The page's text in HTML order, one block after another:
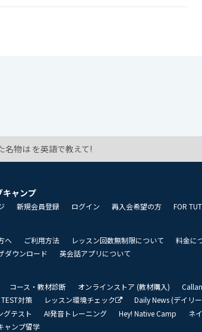
名物は を英語で教えて!
キャンプ
新規会員登録 ログイン 再入会希望の方 FOR
へ ご利用方法 レッスン回数無制限について 料金に
ダウンロード
英会話アプリについて
コース・教材診断 オンラインストア (教材購入)
対策
レッスン環境チェック Daily News (デイリ
グテスト
AI発音トレーニング Hey! Native Camp ネ
ャンプ留学